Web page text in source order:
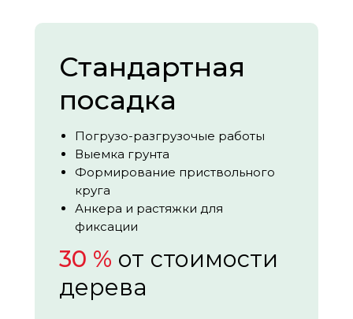
30 % от стоимости
дерева
Погрузо-разгрузочые работы
Выемка грунта
Формирование приствольного
круга
Анкера и растяжки для
фиксации
Стандартная
посадка